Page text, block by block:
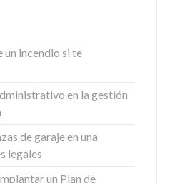
un incendio si te
en la gestión
de garaje en una
legales
un Plan de